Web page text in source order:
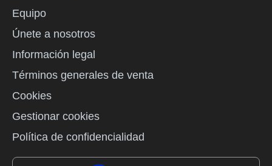
Equipo
Únete a nosotros
Información legal
Términos generales de venta
Cookies
Gestionar cookies
Política de confidencialidad